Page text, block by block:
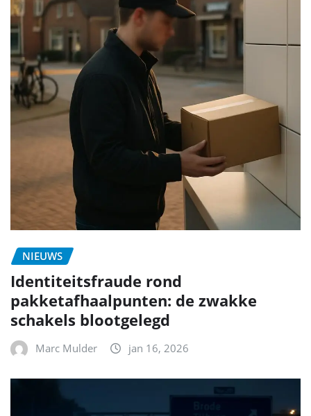
NIEUWS
Identiteitsfraude rond
pakketafhaalpunten: de zwakke
schakels blootgelegd
Marc Mulder jan 16, 2026